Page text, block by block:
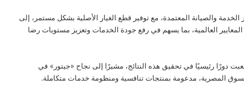
والصيانة المعتمدة، مع توفير قطع الغيار الأصلية بشكل مستمر، إلى
العالمية، بما يسهم في رفع جودة الخدمات وتعزيز مستويات رضا
لعبت دورًا رئيسيًا في تحقيق هذه النتائج، مشيرًا إلى نجاح «جيتور» في
المصرية، مدعومة بمنتجات تنافسية ومنظومة خدمات متكاملة.